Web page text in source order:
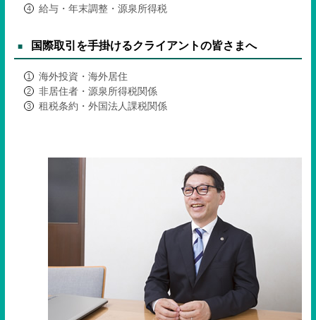
給与・年末調整・源泉所得税
国際取引を手掛けるクライアントの皆さまへ
海外投資・海外居住
非居住者・源泉所得税関係
租税条約・外国法人課税関係